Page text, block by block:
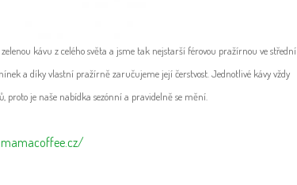
kávu z celého světa a jsme tak nejstarší férovou pražírnou ve střední
a díky vlastní pražírně zaručujeme její čerstvost. Jednotlivé kávy vždy
je naše nabídka sezónní a pravidelně se mění.